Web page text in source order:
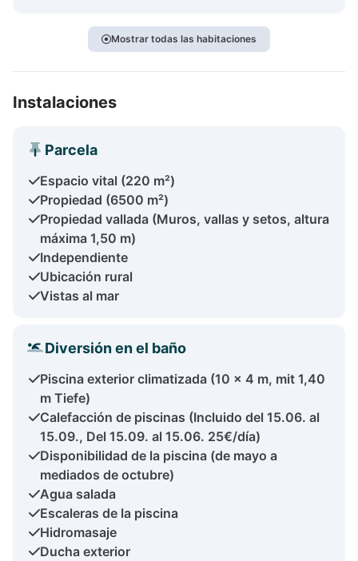
Mostrar todas las habitaciones
Instalaciones
Parcela
Espacio vital (220 m²)
Propiedad (6500 m²)
Propiedad vallada (Muros, vallas y setos, altura
máxima 1,50 m)
Independiente
Ubicación rural
Vistas al mar
Diversión en el baño
Piscina exterior climatizada (10 x 4 m, mit 1,40
m Tiefe)
Calefacción de piscinas (Incluido del 15.06. al
15.09., Del 15.09. al 15.06. 25€/día)
Disponibilidad de la piscina (de mayo a
mediados de octubre)
Agua salada
Escaleras de la piscina
Hidromasaje
Ducha exterior